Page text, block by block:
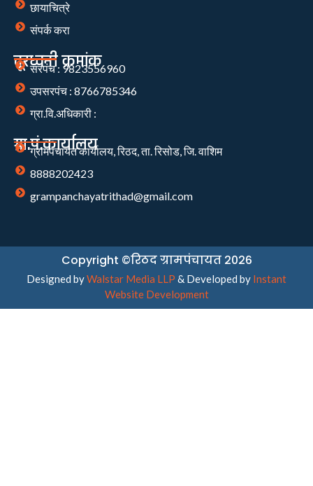
छायाचित्रे
संपर्क करा
दूरध्वनी क्रमांक
सरपंच : 9823556960
उपसरपंच : 8766785346
ग्रा.वि.अधिकारी :
ग्रा.पं.कार्यालय
ग्रामपंचायत कार्यालय, रिठद, ता. रिसोड, जि. वाशिम
8888202423
grampanchayatrithad@gmail.com
Copyright ©रिठद ग्रामपंचायत 2026
Designed byWalstar Media LLP & Developed by Instant
Website Development